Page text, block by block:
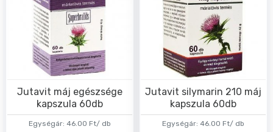
Egységár: 46.00 Ft/ db
Jutavit máj egészsége
kapszula 60db
Egységár: 46.00 Ft/ db
Jutavit silymarin 210 máj
kapszula 60db